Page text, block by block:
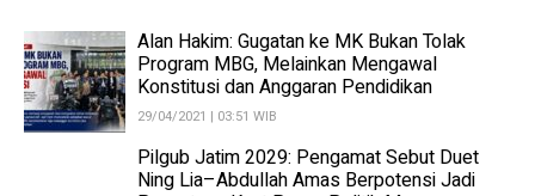
Alan Hakim: Gugatan ke MK Bukan Tolak
Program MBG, Melainkan Mengawal
Konstitusi dan Anggaran Pendidikan
29/04/2021 | 03:51 WIB
Pilgub Jatim 2029: Pengamat Sebut Duet
Ning Lia–Abdullah Amas Berpotensi Jadi